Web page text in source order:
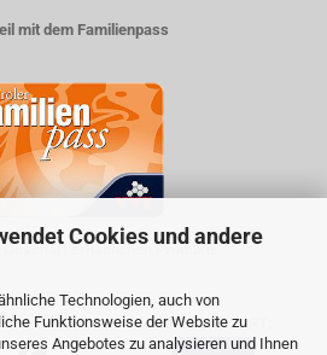
Cookies und andere
Technologien, auch von
Funktionsweise der Website zu
Angebotes zu analysieren und Ihnen
mit dem Familienpass
Geschäft erhältlichen Produkte
VERSANDART: